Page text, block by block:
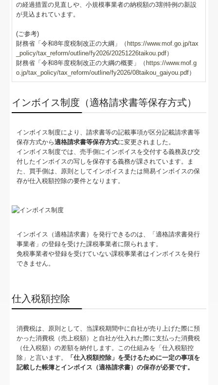
の経過措置の見直しや、小規模事業者の納税額の3割特例の新設
が見込まれています。
(ご参考)
財務省「令和8年度税制改正の大綱」（ https://www.mof.go.jp/tax
_policy/tax_reform/outline/fy2026/20251226taikou.pdf）
財務省「令和8年度税制改正の大綱の概要」（ https://www.mof.g
o.jp/tax_policy/tax_reform/outline/fy2026/08taikou_gaiyou.pdf）
インボイス制度（適格請求書等保存方式）
インボイス制度により、請求書等の記載事項が区分記載請求書等
保存方式から適格請求書等保存方式に変更されました。
インボイス制度では、売手側にインボイスを交付する義務及び交
付したインボイスの写しを保存する義務が課されています。ま
た、買手側は、原則としてインボイスまたは簡易インボイスの保
存が仕入税額控除の要件となります。
インボイス（適格請求書）を発行できるのは、「適格請求書発行
事業者」の登録を受けた課税事業者に限られます。
免税事業者や登録を受けていない課税事業者はインボイスを発行
できません。
仕入税額控除
消費税は、原則として、当課税期間中に自社が売り上げた際に預
かった消費税（売上税額）と自社が仕入れた際に支払った消費税
（仕入税額）の差額を納付します。この仕組みを「仕入税額控
除」と言います。
「仕入税額控除」を受けるために一定の事項を
記載した帳簿とインボイス（適格請求書）の保存が必要です。